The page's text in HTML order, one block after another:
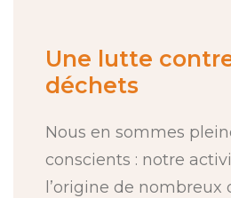
Une lutte
déchets
Nous en sommes
conscients : notre
l’origine de nombreux